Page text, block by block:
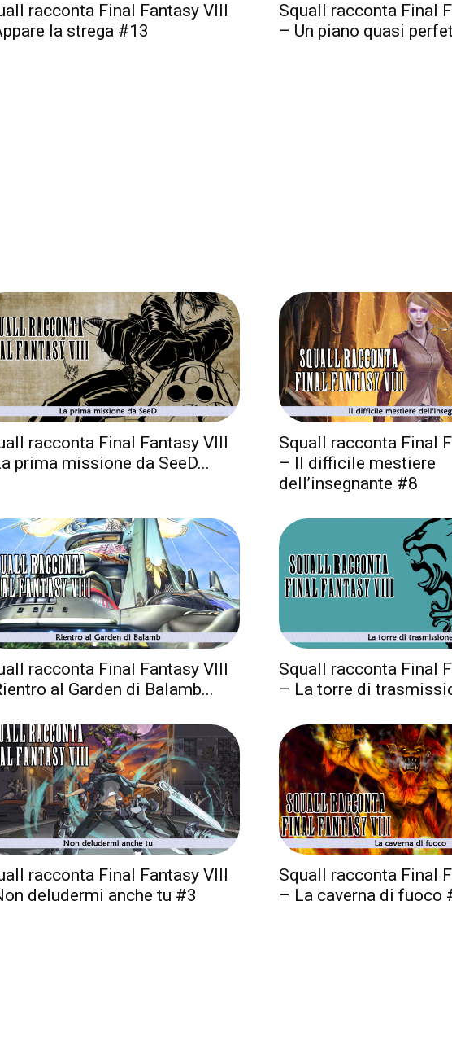
racconta Final Fantasy VIII
la strega #13
Squall racconta Final
– Un piano quasi
racconta Final Fantasy VIII
prima missione da SeeD...
Squall racconta Final
– Il difficile mestiere
dell’insegnante #8
racconta Final Fantasy VIII
al Garden di Balamb...
Squall racconta Final
– La torre di
racconta Final Fantasy VIII
deludermi anche tu #3
Squall racconta Final
– La caverna di fuoco